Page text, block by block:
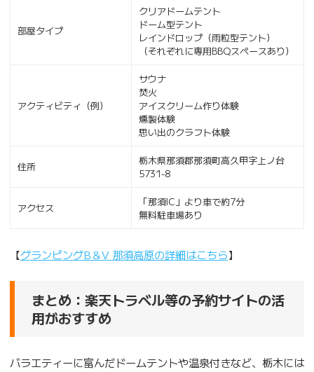
部屋タイプ
クリアドームテント
ドーム型テント
レインドロップ（雨粒型テント）
（それぞれに専用BBQスペースあり）
アクティビティ（例）
サウナ
焚火
アイスクリーム作り体験
燻製体験
思い出のクラフト体験
住所
栃木県那須郡那須町高久甲字上ノ台
5731-8
アクセス
「那須IC」より車で約7分
無料駐車場あり
【グランピングB＆V 那須高原の詳細はこちら】
まとめ：楽天トラベル等の予約サイトの活
用がおすすめ
バラエティーに富んだドームテントや温泉付きなど、栃木には